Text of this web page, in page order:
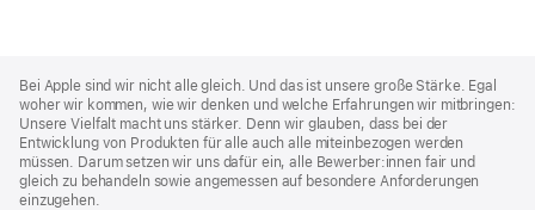
Footer
Bei Apple sind wir nicht alle gleich. Und das ist unsere große Stärke. Egal
woher wir kommen, wie wir denken und welche Erfahrungen wir mitbringen:
Unsere Vielfalt macht uns stärker. Denn wir glauben, dass bei der
Entwicklung von Produkten für alle auch alle miteinbezogen werden
müssen. Darum setzen wir uns dafür ein, alle Bewerber:innen fair und
gleich zu behandeln sowie angemessen auf besondere Anforderungen
einzugehen.